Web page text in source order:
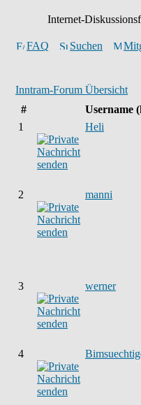
Internet-
FAQ Suchen
Inntram-Forum Übersicht
#
Username
1
Heli
2 manni
3 werner
4